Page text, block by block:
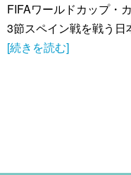
FIFAワールドカップ・
3節スペイン戦を戦う日
[続きを読む]